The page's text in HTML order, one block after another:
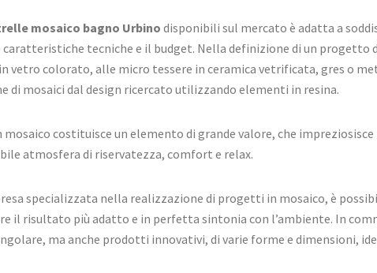
mosaico bagno Urbino disponibili sul mercato è adatta a
tecniche e il budget. Nella definizione di un progetto
vetro colorato, alle micro tessere in ceramica vetrificata, gres o
di mosaici dal design ricercato utilizzando elementi in resina.
mosaico costituisce un elemento di grande valore, che
atmosfera di riservatezza, comfort e relax.
specializzata nella realizzazione di progetti in mosaico, è
il risultato più adatto e in perfetta sintonia con l’ambiente. In
ma anche prodotti innovativi, di varie forme e dimensioni,